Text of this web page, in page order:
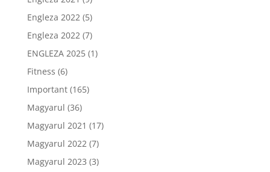
Engleza 2022(5)
Engleza 2022(7)
ENGLEZA 2025(1)
Fitness (6)
Important(165)
Magyarul (36)
Magyarul 2021 (17)
Magyarul 2022(7)
Magyarul 2023 (3)